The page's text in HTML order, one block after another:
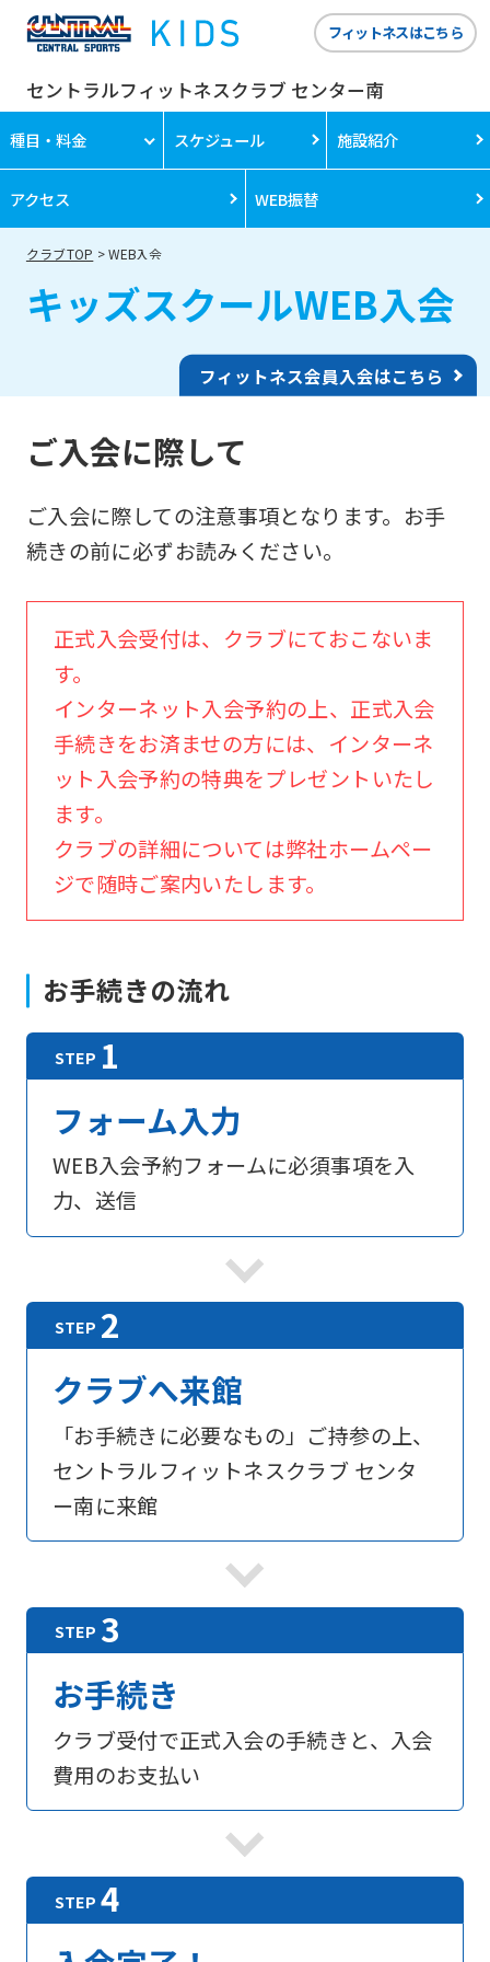
セントラルフィットネスクラブ センター南
フィットネスはこちら
種目・料金 スケジュール 施設紹介
アクセス WEB振替
クラブTOP WEB入会
キッズスクールWEB入会
フィットネス会員入会はこちら
ご入会に際して
ご入会に際しての注意事項となります。お手
続きの前に必ずお読みください。
正式入会受付は、クラブにておこないま
す。
インターネット入会予約の上、正式入会
手続きをお済ませの方には、インターネ
ット入会予約の特典をプレゼントいたし
ます。
クラブの詳細については弊社ホームペー
ジで随時ご案内いたします。
お手続きの流れ
フォーム入力
WEB入会予約フォームに必須事項を入
力、送信
クラブへ来館
「お手続きに必要なもの」ご持参の上、
セントラルフィットネスクラブ センタ
ー南に来館
お手続き
クラブ受付で正式入会の手続きと、入会
費用のお支払い
For
foreigners
official
is
translated
into
the
link
translation)
return
to
the
top